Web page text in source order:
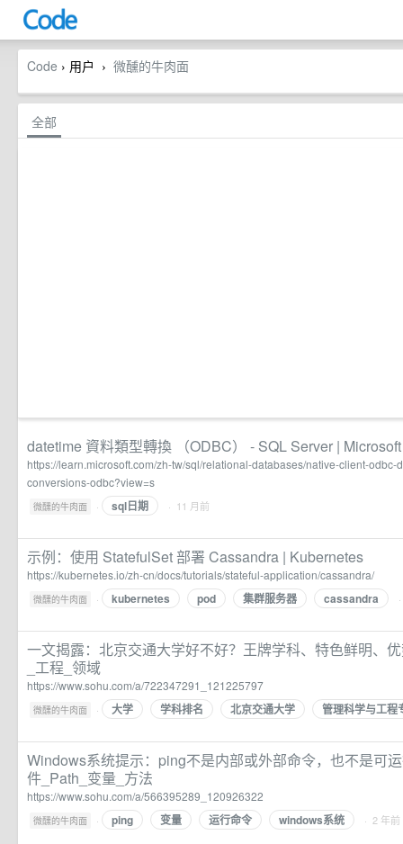
Code › 用户 › 微醺的牛肉面
全部
datetime 資料類型轉換 （ODBC） - SQL Server |
https://learn.microsoft.com/zh-tw/sql/relational-databases/native-client-odbc-
conversions-odbc?view=s
微醺的牛肉面 · sql日期 · 11 月前
示例：使用 StatefulSet 部署 Cassandra | Kubernetes
https://kubernetes.io/zh-cn/docs/tutorials/stateful-application/cassandra/
微醺的牛肉面 · kubernetes pod 集群服务器 cassandra
一文揭露：北京交通大学好不好？王牌学科、特色鲜明、
_工程_领域
https://www.sohu.com/a/722347291_121225797
微醺的牛肉面 · 大学 学科排名 北京交通大学 管理科学与工程
Windows系统提示：ping不是内部或外部命令，也不是可
件_Path_变量_方法
https://www.sohu.com/a/566395289_120926322
微醺的牛肉面 · ping 变量 运行命令 windows系统 · 2 年前